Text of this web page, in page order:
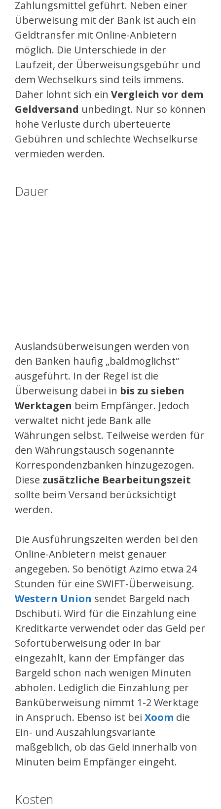
Zahlungsmittel geführt. Neben einer
Überweisung mit der Bank ist auch ein
Geldtransfer mit Online-Anbietern
möglich. Die Unterschiede in der
Laufzeit, der Überweisungsgebühr und
dem Wechselkurs sind teils immens.
Daher lohnt sich ein Vergleich vor dem
Geldversand unbedingt. Nur so können
hohe Verluste durch überteuerte
Gebühren und schlechte Wechselkurse
vermieden werden.
Dauer
Auslandsüberweisungen werden von
den Banken häufig „baldmöglichst“
ausgeführt. In der Regel ist die
Überweisung dabei in bis zu sieben
Werktagen beim Empfänger. Jedoch
verwaltet nicht jede Bank alle
Währungen selbst. Teilweise werden für
den Währungstausch sogenannte
Korrespondenzbanken hinzugezogen.
Diese zusätzliche Bearbeitungszeit
sollte beim Versand berücksichtigt
werden.
Die Ausführungszeiten werden bei den
Online-Anbietern meist genauer
angegeben. So benötigt Azimo etwa 24
Stunden für eine SWIFT-Überweisung.
Western Union sendet Bargeld nach
Dschibuti. Wird für die Einzahlung eine
Kreditkarte verwendet oder das Geld per
Sofortüberweisung oder in bar
eingezahlt, kann der Empfänger das
Bargeld schon nach wenigen Minuten
abholen. Lediglich die Einzahlung per
Banküberweisung nimmt 1-2 Werktage
in Anspruch. Ebenso ist bei Xoom die
Ein- und Auszahlungsvariante
maßgeblich, ob das Geld innerhalb von
Minuten beim Empfänger eingeht.
Kosten